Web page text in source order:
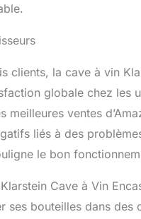
clients, la cave à vin
globale chez les
meilleures ventes
liés à des
le bon
Klarstein Cave à Vin
ses bouteilles dans